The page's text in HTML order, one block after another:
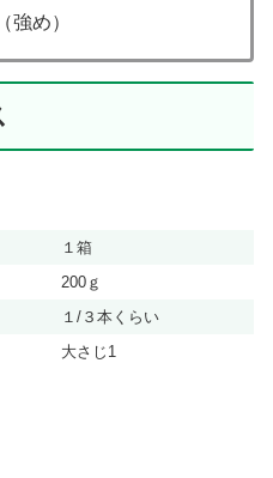
強め）
１箱
200ｇ
１/３本くらい
大さじ1